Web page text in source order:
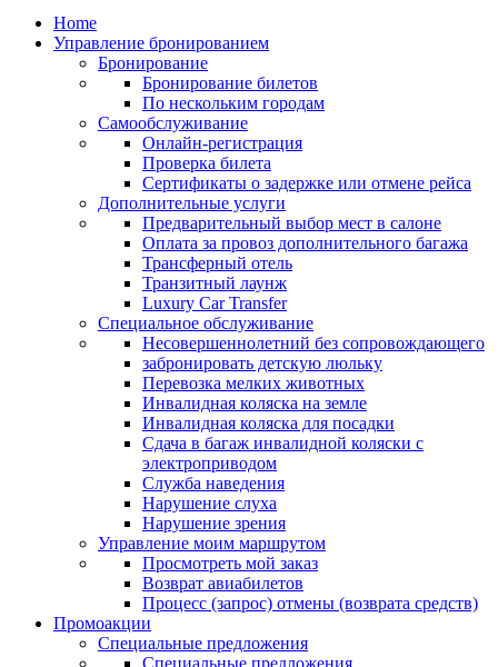
Home
Управление бронированием
Бронирование
Бронирование билетов
По нескольким городам
Самообслуживание
Онлайн-регистрация
Проверка билета
Сертификаты о задержке или отмене рейса
Дополнительные услуги
Предварительный выбор мест в салоне
Оплата за провоз дополнительного багажа
Трансферный отель
Транзитный лаунж
Luxury Car Transfer
Специальное обслуживание
Несовершеннолетний без сопровождающего
забронировать детскую люльку
Перевозка мелких животных
Инвалидная коляска на земле
Инвалидная коляска для посадки
Сдача в багаж инвалидной коляски с
электроприводом
Служба наведения
Нарушение слуха
Нарушение зрения
Управление моим маршрутом
Просмотреть мой заказ
Возврат авиабилетов
Процесс (запрос) отмены (возврата средств)
Промоакции
Специальные предложения
Специальные предложения